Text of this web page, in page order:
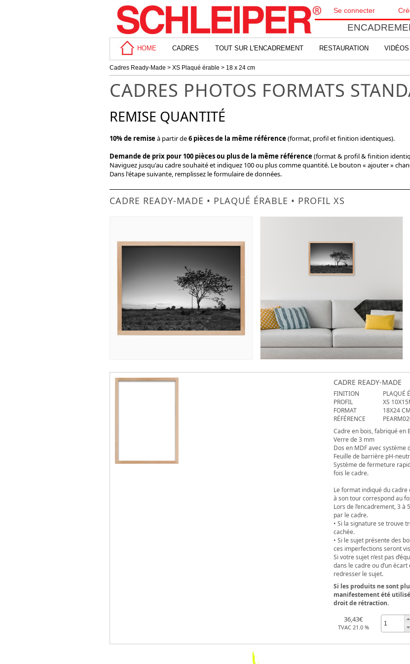
Se connecter
HOME CADRES TOUT SUR L'ENCADREMENT RESTAURATION VIDÉOS
Cadres Ready-Made > XS Plaqué érable > 18 x 24 cm
CADRES PHOTOS FORMATS
REMISE QUANTITÉ
10% de remiseà partir de6 pièces de la même référence(format, profil et finition identiques).
Demande de prix pour 100 pièces ou plus de la même référence(format & profil & finition
Naviguez jusqu'au cadre souhaité et indiquez 100 ou plus comme quantité. Le bouton « ajouter »
Dans l'étape suivante, remplissez le formulaire de données.
CADRE READY-MADE • PLAQUÉ ÉRABLE • PROFIL XS
CADRE READY-MADE
FINITION
PLAQUÉ
PROFIL
XS
FORMAT
18X24 CM
RÉFÉRENCE
Cadre en bois, fabriqué en
Verre de 3 mm
Dos en MDF avec
Feuille de barrière pH-
Système de fermeture
fois le cadre.
Le format indiqué du
à son tour correspond au
Lors de l’encadrement, 3
par le cadre.
• Si la signature se trouve
cachée.
• Si le sujet présente des
ces imperfections seront
Si votre sujet n’est pas
dans le cadre ou d’un
redresser le sujet.
Si les produits ne sont
manifestement été
droit de rétraction.
36,43€
TVAC 21.0 %